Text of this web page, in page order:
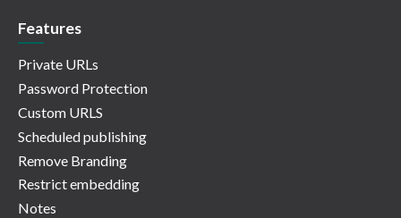
Features
Private URLs
Password Protection
Custom URLS
Scheduled publishing
Remove Branding
Restrict embedding
Notes